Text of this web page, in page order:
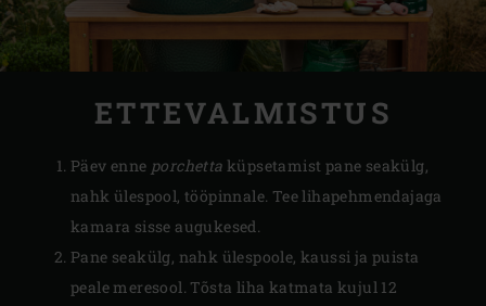
ETTEVALMISTUS
Päev enne porchetta küpsetamist pane seakülg,
nahk ülespool, tööpinnale. Tee lihapehmendajaga
kamara sisse augukesed.
Pane seakülg, nahk ülespoole, kaussi ja puista
peale meresool. Tõsta liha katmata kujul 12